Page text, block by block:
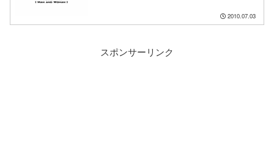
2010.07.03
スポンサーリンク